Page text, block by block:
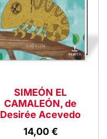
SIMEÓN EL
CAMALEÓN, de
Desirée Acevedo
14,00 €